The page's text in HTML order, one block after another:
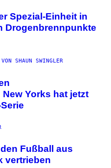
Spezial-Einheit in
Drogenbrennpunkte
SHAUN SWINGLER
Yorks hat jetzt
Fußball aus
vertrieben